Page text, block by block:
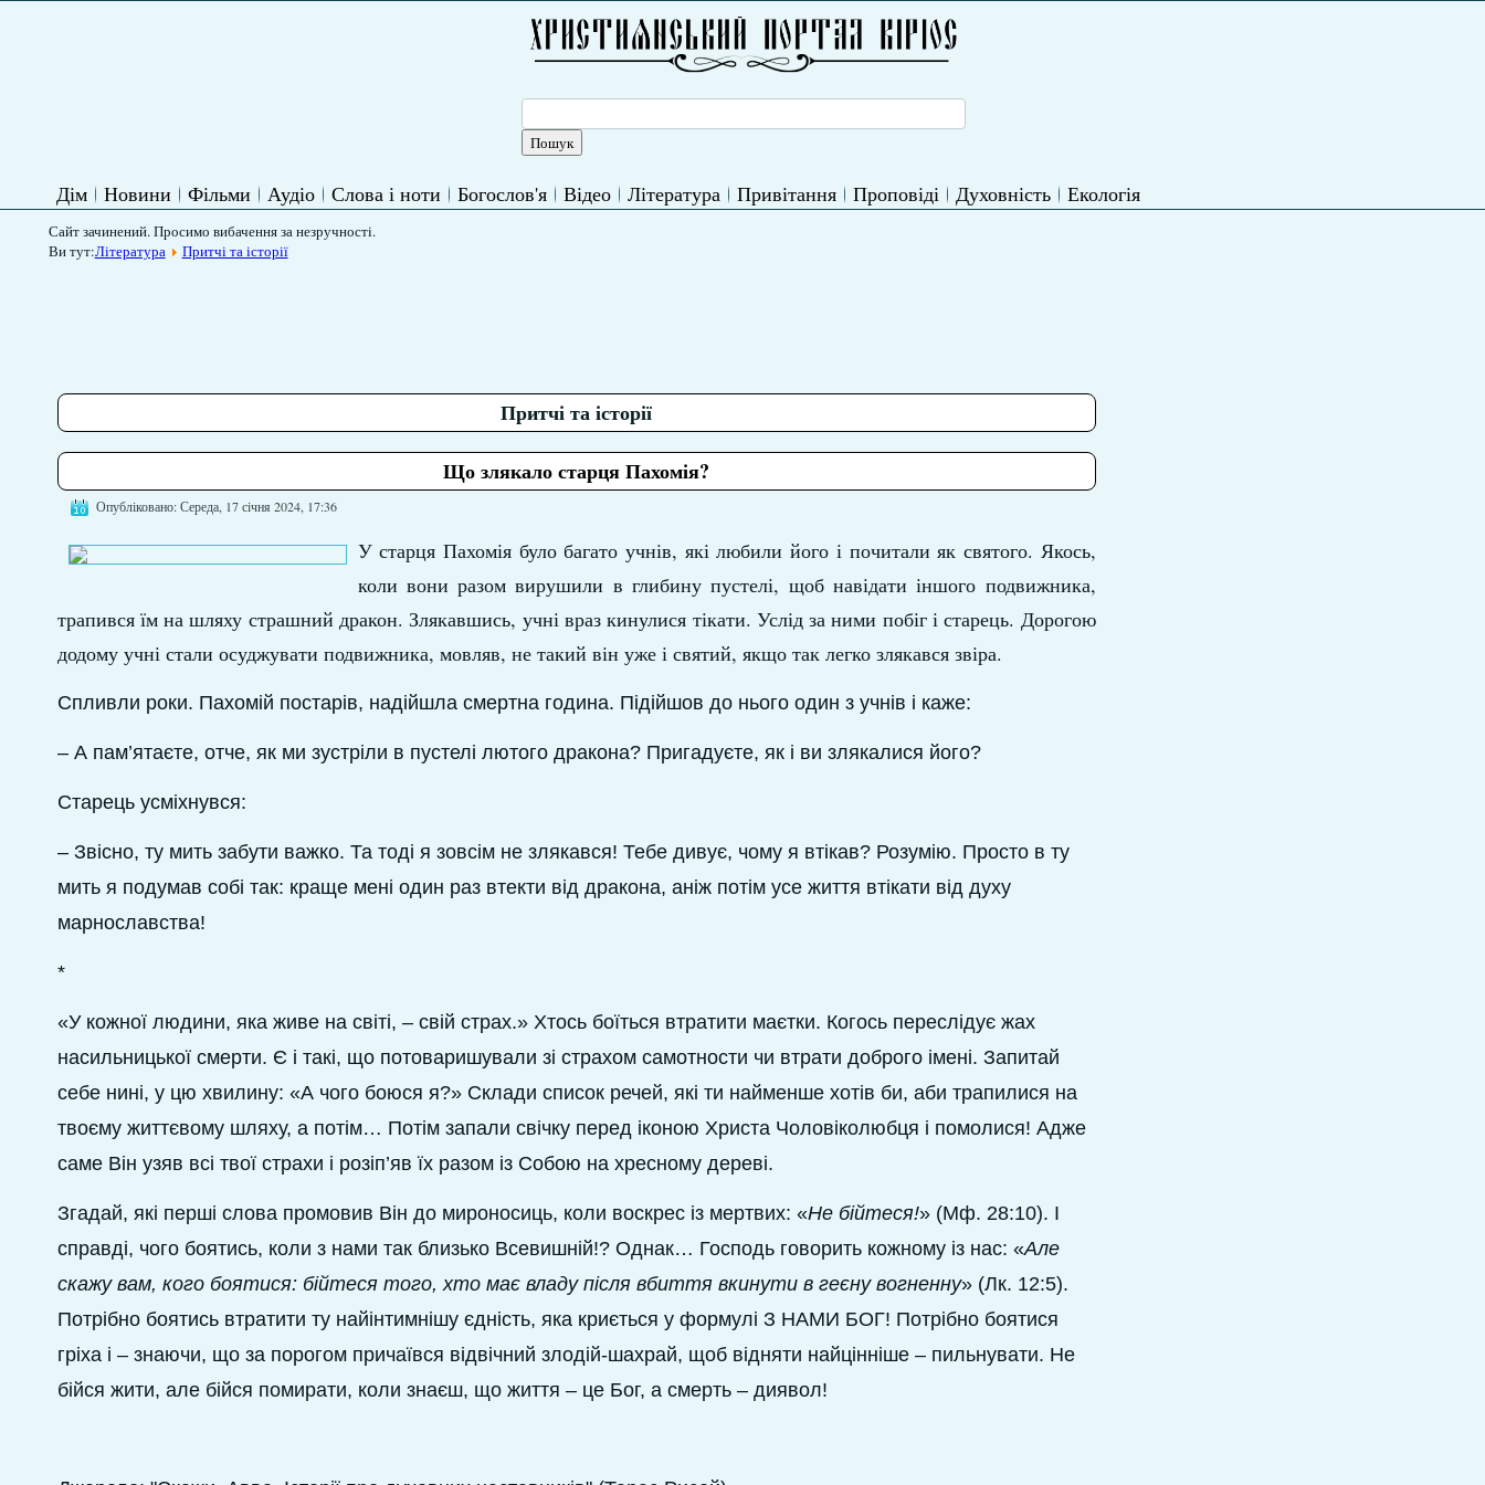
Дім Новини Фільми Аудіо Слова і ноти Богослов'я Відео Література Привітання Проповіді Духовність Екологія
Сайт зачинений. Просимо вибачення за незручності.
Ви тут:Література Притчі та історії
Притчі та історії
Що злякало старця Пахомія?
Опубліковано: Середа, 17 січня 2024, 17:36
У старця Пахомія було багато учнів, які любили його і почитали як святого. Якось,
коли вони разом вирушили в глибину пустелі, щоб навідати іншого подвижника,
трапився їм на шляху страшний дракон. Злякавшись, учні враз кинулися тікати. Услід за ними побіг і старець. Дорогою
додому учні стали осуджувати подвижника, мовляв, не такий він уже і святий, якщо так легко злякався звіра.
Спливли роки. Пахомій постарів, надійшла смертна година. Підійшов до нього один з учнів і каже:
– А пам’ятаєте, отче, як ми зустріли в пустелі лютого дракона? Пригадуєте, як і ви злякалися його?
Старець усміхнувся:
– Звісно, ту мить забути важко. Та тоді я зовсім не злякався! Тебе дивує, чому я втікав? Розумію. Просто в ту
мить я подумав собі так: краще мені один раз втекти від дракона, аніж потім усе життя втікати від духу
марнославства!
*
«У кожної людини, яка живе на світі, – свій страх.» Хтось боїться втратити маєтки. Когось переслідує жах
насильницької смерти. Є і такі, що потоваришували зі страхом самотности чи втрати доброго імені. Запитай
себе нині, у цю хвилину: «А чого боюся я?» Склади список речей, які ти найменше хотів би, аби трапилися на
твоєму життєвому шляху, а потім… Потім запали свічку перед іконою Христа Чоловіколюбця і помолися! Адже
саме Він узяв всі твої страхи і розіп’яв їх разом із Собою на хресному дереві.
Згадай, які перші слова промовив Він до мироносиць, коли воскрес із мертвих: «Не бійтеся!» (Мф. 28:10). І
справді, чого боятись, коли з нами так близько Всевишній!? Однак… Господь говорить кожному із нас: «Але
скажу вам, кого боятися: бійтеся того, хто має владу після вбиття вкинути в геєну вогненну» (Лк. 12:5).
Потрібно боятись втратити ту найінтимнішу єдність, яка криється у формулі З НАМИ БОГ! Потрібно боятися
гріха і – знаючи, що за порогом причаївся відвічний злодій-шахрай, щоб відняти найцінніше – пильнувати. Не
бійся жити, але бійся помирати, коли знаєш, що життя – це Бог, а смерть – диявол!